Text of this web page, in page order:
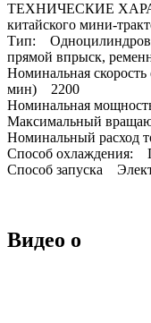
ТЕХНИЧЕСКИЕ
китайского мини-
Тип:
прямой впрыск,
Номинальная скорость
мин) 2200
Номинальная
Максимальный
Номинальный расход
Способ охлаждения:
Способ запуска
Видео о